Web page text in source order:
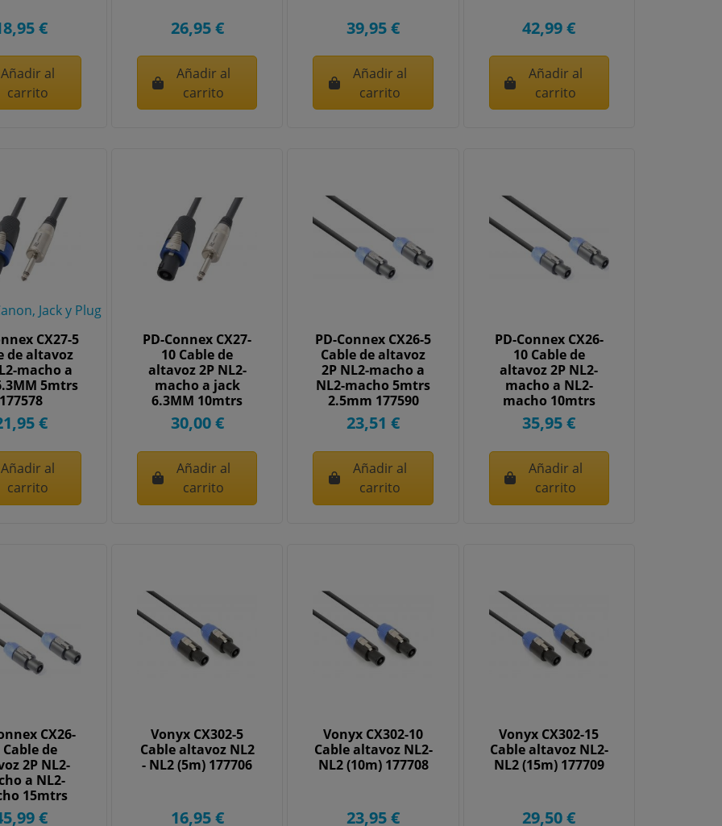
€
Añadir al
carrito
26,95 €
Añadir al
carrito
39,95 €
Añadir al
carrito
42,99 €
Añadir al
carrito
CX27-5
de altavoz
macho a
5mtrs
177578
€
Añadir al
carrito
PD-Connex CX27-
10 Cable de
altavoz 2P NL2-
macho a jack
6.3MM 10mtrs
177581
30,00 €
Añadir al
carrito
PD-Connex CX26-5
Cable de altavoz
2P NL2-macho a
NL2-macho 5mtrs
2.5mm 177590
23,51 €
Añadir al
carrito
PD-Connex CX26-
10 Cable de
altavoz 2P NL2-
macho a NL2-
macho 10mtrs
2.5mm 177593
35,95 €
Añadir al
carrito
CX26-
Cable de
2P NL2-
a NL2-
15mtrs
177596
€
Vonyx CX302-5
Cable altavoz NL2
- NL2 (5m) 177706
16,95 €
Vonyx CX302-10
Cable altavoz NL2-
NL2 (10m) 177708
23,95 €
Vonyx CX302-15
Cable altavoz NL2-
NL2 (15m) 177709
29,50 €
Jack y Plug